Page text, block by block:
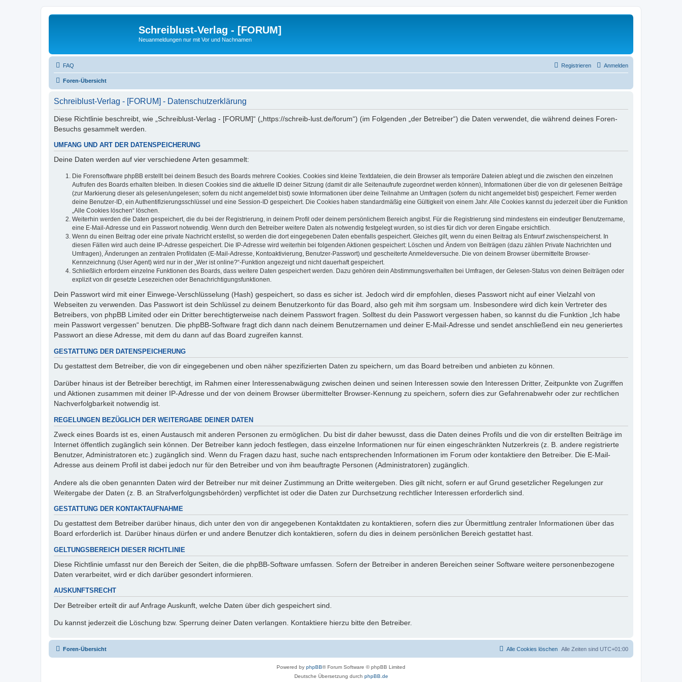
Schreiblust-Verlag - [FORUM]
Neuanmeldungen nur mit Vor und Nachnamen
FAQ Anmelden
Registrieren
Foren-Übersicht
Schreiblust-Verlag - [FORUM] - Datenschutzerklärung
Diese Richtlinie beschreibt, wie „Schreiblust-Verlag - [FORUM]“ („https://schreib-lust.de/forum“) (im Folgenden „der Betreiber“) die Daten verwendet, die während deines Foren-
Besuchs gesammelt werden.
UMFANG UND ART DER DATENSPEICHERUNG
Deine Daten werden auf vier verschiedene Arten gesammelt:
Die Forensoftware phpBB erstellt bei deinem Besuch des Boards mehrere Cookies. Cookies sind kleine Textdateien, die dein Browser als temporäre Dateien ablegt und die zwischen den einzelnen
Aufrufen des Boards erhalten bleiben. In diesen Cookies sind die aktuelle ID deiner Sitzung (damit dir alle Seitenaufrufe zugeordnet werden können), Informationen über die von dir gelesenen Beiträge
(zur Markierung dieser als gelesen/ungelesen; sofern du nicht angemeldet bist) sowie Informationen über deine Teilnahme an Umfragen (sofern du nicht angemeldet bist) gespeichert. Ferner werden
deine Benutzer-ID, ein Authentifizierungsschlüssel und eine Session-ID gespeichert. Die Cookies haben standardmäßig eine Gültigkeit von einem Jahr. Alle Cookies kannst du jederzeit über die Funktion
„Alle Cookies löschen“ löschen.
Weiterhin werden die Daten gespeichert, die du bei der Registrierung, in deinem Profil oder deinem persönlichem Bereich angibst. Für die Registrierung sind mindestens ein eindeutiger Benutzername,
eine E-Mail-Adresse und ein Passwort notwendig. Wenn durch den Betreiber weitere Daten als notwendig festgelegt wurden, so ist dies für dich vor deren Eingabe ersichtlich.
Wenn du einen Beitrag oder eine private Nachricht erstellst, so werden die dort eingegebenen Daten ebenfalls gespeichert. Gleiches gilt, wenn du einen Beitrag als Entwurf zwischenspeicherst. In
diesen Fällen wird auch deine IP-Adresse gespeichert. Die IP-Adresse wird weiterhin bei folgenden Aktionen gespeichert: Löschen und Ändern von Beiträgen (dazu zählen Private Nachrichten und
Umfragen), Änderungen an zentralen Profildaten (E-Mail-Adresse, Kontoaktivierung, Benutzer-Passwort) und gescheiterte Anmeldeversuche. Die von deinem Browser übermittelte Browser-
Kennzeichnung (User Agent) wird nur in der „Wer ist online?“-Funktion angezeigt und nicht dauerhaft gespeichert.
Schließlich erfordern einzelne Funktionen des Boards, dass weitere Daten gespeichert werden. Dazu gehören dein Abstimmungsverhalten bei Umfragen, der Gelesen-Status von deinen Beiträgen oder
explizit von dir gesetzte Lesezeichen oder Benachrichtigungsfunktionen.
Dein Passwort wird mit einer Einwege-Verschlüsselung (Hash) gespeichert, so dass es sicher ist. Jedoch wird dir empfohlen, dieses Passwort nicht auf einer Vielzahl von
Webseiten zu verwenden. Das Passwort ist dein Schlüssel zu deinem Benutzerkonto für das Board, also geh mit ihm sorgsam um. Insbesondere wird dich kein Vertreter des
Betreibers, von phpBB Limited oder ein Dritter berechtigterweise nach deinem Passwort fragen. Solltest du dein Passwort vergessen haben, so kannst du die Funktion „Ich habe
mein Passwort vergessen“ benutzen. Die phpBB-Software fragt dich dann nach deinem Benutzernamen und deiner E-Mail-Adresse und sendet anschließend ein neu generiertes
Passwort an diese Adresse, mit dem du dann auf das Board zugreifen kannst.
GESTATTUNG DER DATENSPEICHERUNG
Du gestattest dem Betreiber, die von dir eingegebenen und oben näher spezifizierten Daten zu speichern, um das Board betreiben und anbieten zu können.
Darüber hinaus ist der Betreiber berechtigt, im Rahmen einer Interessenabwägung zwischen deinen und seinen Interessen sowie den Interessen Dritter, Zeitpunkte von Zugriffen
und Aktionen zusammen mit deiner IP-Adresse und der von deinem Browser übermittelter Browser-Kennung zu speichern, sofern dies zur Gefahrenabwehr oder zur rechtlichen
Nachverfolgbarkeit notwendig ist.
REGELUNGEN BEZÜGLICH DER WEITERGABE DEINER DATEN
Zweck eines Boards ist es, einen Austausch mit anderen Personen zu ermöglichen. Du bist dir daher bewusst, dass die Daten deines Profils und die von dir erstellten Beiträge im
Internet öffentlich zugänglich sein können. Der Betreiber kann jedoch festlegen, dass einzelne Informationen nur für einen eingeschränkten Nutzerkreis (z. B. andere registrierte
Benutzer, Administratoren etc.) zugänglich sind. Wenn du Fragen dazu hast, suche nach entsprechenden Informationen im Forum oder kontaktiere den Betreiber. Die E-Mail-
Adresse aus deinem Profil ist dabei jedoch nur für den Betreiber und von ihm beauftragte Personen (Administratoren) zugänglich.
Andere als die oben genannten Daten wird der Betreiber nur mit deiner Zustimmung an Dritte weitergeben. Dies gilt nicht, sofern er auf Grund gesetzlicher Regelungen zur
Weitergabe der Daten (z. B. an Strafverfolgungsbehörden) verpflichtet ist oder die Daten zur Durchsetzung rechtlicher Interessen erforderlich sind.
GESTATTUNG DER KONTAKTAUFNAHME
Du gestattest dem Betreiber darüber hinaus, dich unter den von dir angegebenen Kontaktdaten zu kontaktieren, sofern dies zur Übermittlung zentraler Informationen über das
Board erforderlich ist. Darüber hinaus dürfen er und andere Benutzer dich kontaktieren, sofern du dies in deinem persönlichen Bereich gestattet hast.
GELTUNGSBEREICH DIESER RICHTLINIE
Diese Richtlinie umfasst nur den Bereich der Seiten, die die phpBB-Software umfassen. Sofern der Betreiber in anderen Bereichen seiner Software weitere personenbezogene
Daten verarbeitet, wird er dich darüber gesondert informieren.
AUSKUNFTSRECHT
Der Betreiber erteilt dir auf Anfrage Auskunft, welche Daten über dich gespeichert sind.
Du kannst jederzeit die Löschung bzw. Sperrung deiner Daten verlangen. Kontaktiere hierzu bitte den Betreiber.
Foren-Übersicht Alle Zeiten sind UTC+01:00
Alle Cookies löschen
Powered by phpBB® Forum Software © phpBB Limited
Deutsche Übersetzung durch phpBB.de